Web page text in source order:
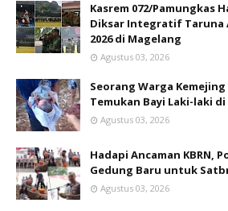
Kasrem 072/Pamungkas
Diksar Integratif Taruna
2026 di Magelang
Agustus 03, 2026
Seorang Warga
Temukan Bayi Laki-laki di
Agustus 03, 2026
Hadapi Ancaman KBRN,
Gedung Baru untuk
Agustus 03, 2026